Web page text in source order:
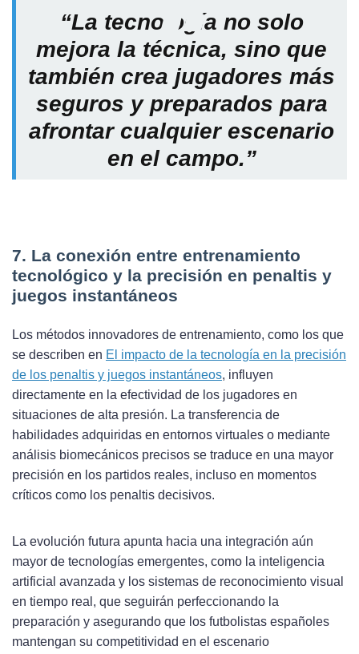
“La tecnología no solo
mejora la técnica, sino que
también crea jugadores más
seguros y preparados para
afrontar cualquier escenario
en el campo.”
7. La conexión entre entrenamiento
tecnológico y la precisión en penaltis y
juegos instantáneos
Los métodos innovadores de entrenamiento, como los que
se describen en El impacto de la tecnología en la precisión
de los penaltis y juegos instantáneos, influyen
directamente en la efectividad de los jugadores en
situaciones de alta presión. La transferencia de
habilidades adquiridas en entornos virtuales o mediante
análisis biomecánicos precisos se traduce en una mayor
precisión en los partidos reales, incluso en momentos
críticos como los penaltis decisivos.
La evolución futura apunta hacia una integración aún
mayor de tecnologías emergentes, como la inteligencia
artificial avanzada y los sistemas de reconocimiento visual
en tiempo real, que seguirán perfeccionando la
preparación y asegurando que los futbolistas españoles
mantengan su competitividad en el escenario